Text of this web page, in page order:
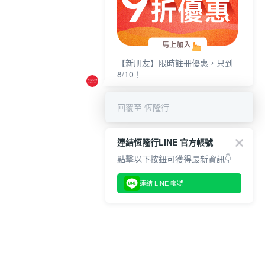
【新朋友】限時註冊優惠，只到
8/10！
回覆至 恆隆行
連結恆隆行LINE 官方帳號
點擊以下按鈕可獲得最新資訊👇
連結 LINE 帳號